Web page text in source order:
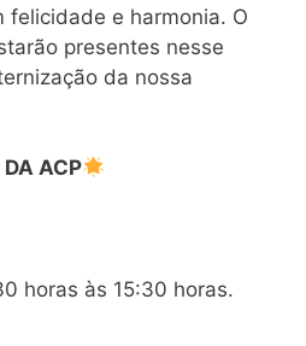
felicidade e harmonia. O
presentes nesse
da nossa
ACP
horas às 15:30 horas.